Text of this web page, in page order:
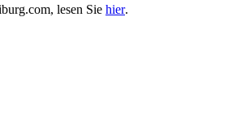
lesen Sie hier.